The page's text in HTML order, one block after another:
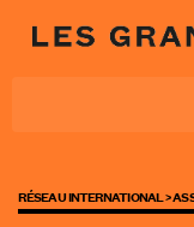
RÉSEAU INTERNATIONAL >